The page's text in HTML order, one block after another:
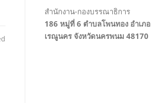
สำนักงาน-กองบรรณาธิการ
186 หมู่ที่ 6 ตำบลโพนทอง อำเภอ
เรณูนคร จังหวัดนครพนม 48170